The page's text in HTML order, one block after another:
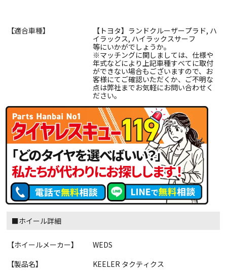
【適合車種】
【トヨタ】ランドクルーザープラド, ハ
イラックス, ハイラックスサーフ
等にいかがでしょうか。
※マッチングに関しましては、仕様や
年式などにより上記車種すべてに取付
ができない場合もございますので、お
客様にてご確認いただくか、ご不明な
点は弊社までお気軽にお問い合わせく
ださい。
■ホイール詳細
【ホイールメーカー】
WEDS
【製品名】
KEELER タクティクス